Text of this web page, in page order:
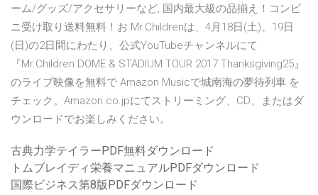
ーム/グッズ/アクセサリーなど, 国内最大級の品揃え！コンビ
ニ受け取り送料無料！お Mr.Childrenは、4月18日(土)、19日
(日)の2日間にわたり、公式YouTubeチャンネルにて
『Mr.Children DOME & STADIUM TOUR 2017 Thanksgiving25』
のライブ映像を無料で Amazon Musicで城南海の夢待列車 を
チェック。Amazon.co.jpにてストリーミング、CD、またはダ
ウンロードでお楽しみください。
古典力学テイラーPDF無料ダウンロード
トムブレイディ栄養マニュアルPDFダウンロード
国際ビジネス第8版PDFダウンロード